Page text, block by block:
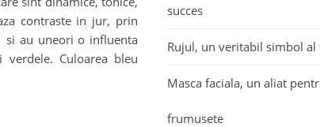
contraste in jur, prin
si au uneori o influenta
Culoarea bleu
succes
Rujul, un veritabil simbol
Masca faciala, un aliat
frumusete